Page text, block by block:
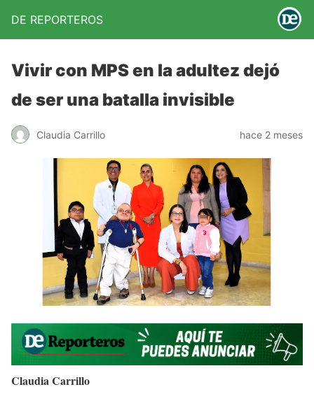
DE REPORTEROS
Vivir con MPS en la adultez dejó
de ser una batalla invisible
Claudia Carrillo hace 2 meses
Claudia Carrillo